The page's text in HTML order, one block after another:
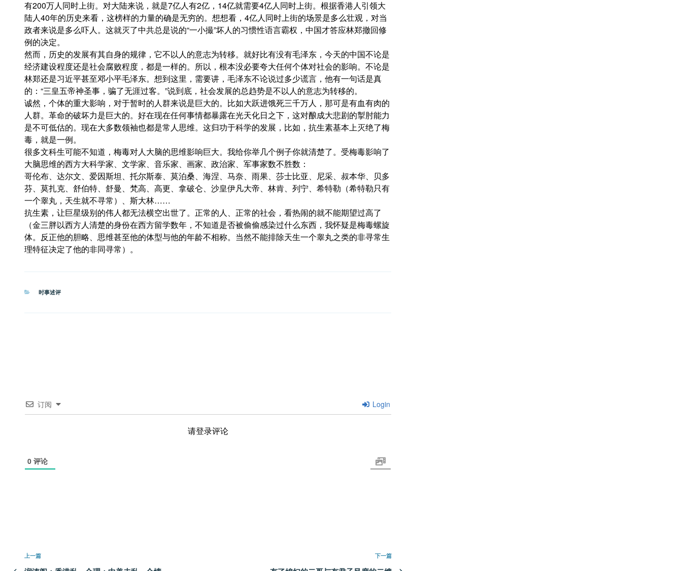
有200万人同时上街。对大陆来说，就是7亿人有2亿，14亿就需要4亿人同时上街。根据香港人引领大
陆人40年的历史来看，这榜样的力量的确是无穷的。想想看，4亿人同时上街的场景是多么壮观，对当
政者来说是多么吓人。这就灭了中共总是说的“一小撮”坏人的习惯性语言霸权，中国才答应林郑撤回修
例的决定。
然而，历史的发展有其自身的规律，它不以人的意志为转移。就好比有没有毛泽东，今天的中国不论是
经济建设程度还是社会腐败程度，都是一样的。所以，根本没必要夸大任何个体对社会的影响。不论是
林郑还是习近平甚至邓小平毛泽东。想到这里，需要讲，毛泽东不论说过多少谎言，他有一句话是真
的：“三皇五帝神圣事，骗了无涯过客。”说到底，社会发展的总趋势是不以人的意志为转移的。
诚然，个体的重大影响，对于暂时的人群来说是巨大的。比如大跃进饿死三千万人，那可是有血有肉的
人群。革命的破坏力是巨大的。好在现在任何事情都暴露在光天化日之下，这对酿成大悲剧的掣肘能力
是不可低估的。现在大多数领袖也都是常人思维。这归功于科学的发展，比如，抗生素基本上灭绝了梅
毒，就是一例。
很多文科生可能不知道，梅毒对人大脑的思维影响巨大。我给你举几个例子你就清楚了。受梅毒影响了
大脑思维的西方大科学家、文学家、音乐家、画家、政治家、军事家数不胜数：
哥伦布、达尔文、爱因斯坦、托尔斯泰、莫泊桑、海涅、马奈、雨果、莎士比亚、尼采、叔本华、贝多
芬、莫扎克、舒伯特、舒曼、梵高、高更、拿破仑、沙皇伊凡大帝、林肯、列宁、希特勒（希特勒只有
一个睾丸，天生就不寻常）、斯大林……
抗生素，让巨星级别的伟人都无法横空出世了。正常的人、正常的社会，看热闹的就不能期望过高了
（金三胖以西方人清楚的身份在西方留学数年，不知道是否被偷偷感染过什么东西，我怀疑是梅毒螺旋
体。反正他的胆略、思维甚至他的体型与他的年龄不相称。当然不能排除天生一个睾丸之类的非寻常生
理特征决定了他的非同寻常）。
分
时事述评
订阅 Login
请登录评论
0 评论
文
上
上一篇
下
下一篇